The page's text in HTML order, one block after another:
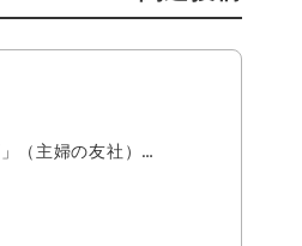
（主婦の友社）…